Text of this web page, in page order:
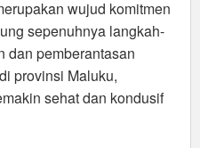
wujud komitmen
sepenuhnya langkah-
dan pemberantasan
provinsi Maluku,
sehat dan kondusif